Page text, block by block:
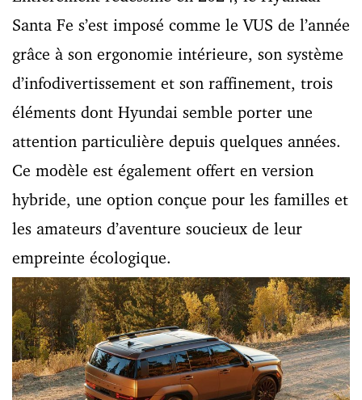
Santa Fe s’est imposé comme le VUS de l’année
grâce à son ergonomie intérieure, son système
d’infodivertissement et son raffinement, trois
éléments dont Hyundai semble porter une
attention particulière depuis quelques années.
Ce modèle est également offert en version
hybride, une option conçue pour les familles et
les amateurs d’aventure soucieux de leur
empreinte écologique.